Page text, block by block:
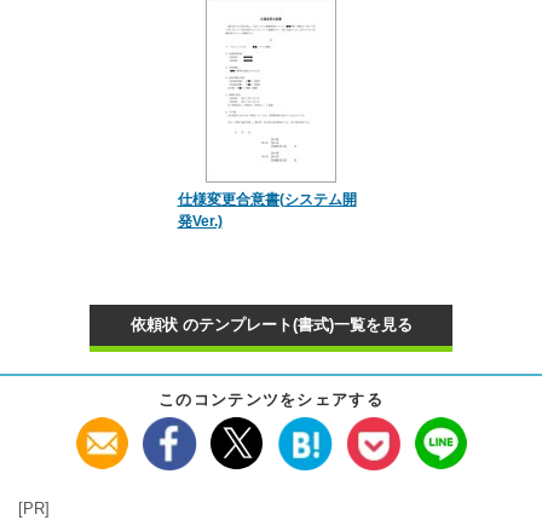
仕様変更合意書(システム開
発Ver.)
依頼状 のテンプレート(書式)一覧を見る
このコンテンツをシェアする
[PR]